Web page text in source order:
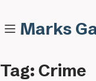
Marks
Tag: Crime